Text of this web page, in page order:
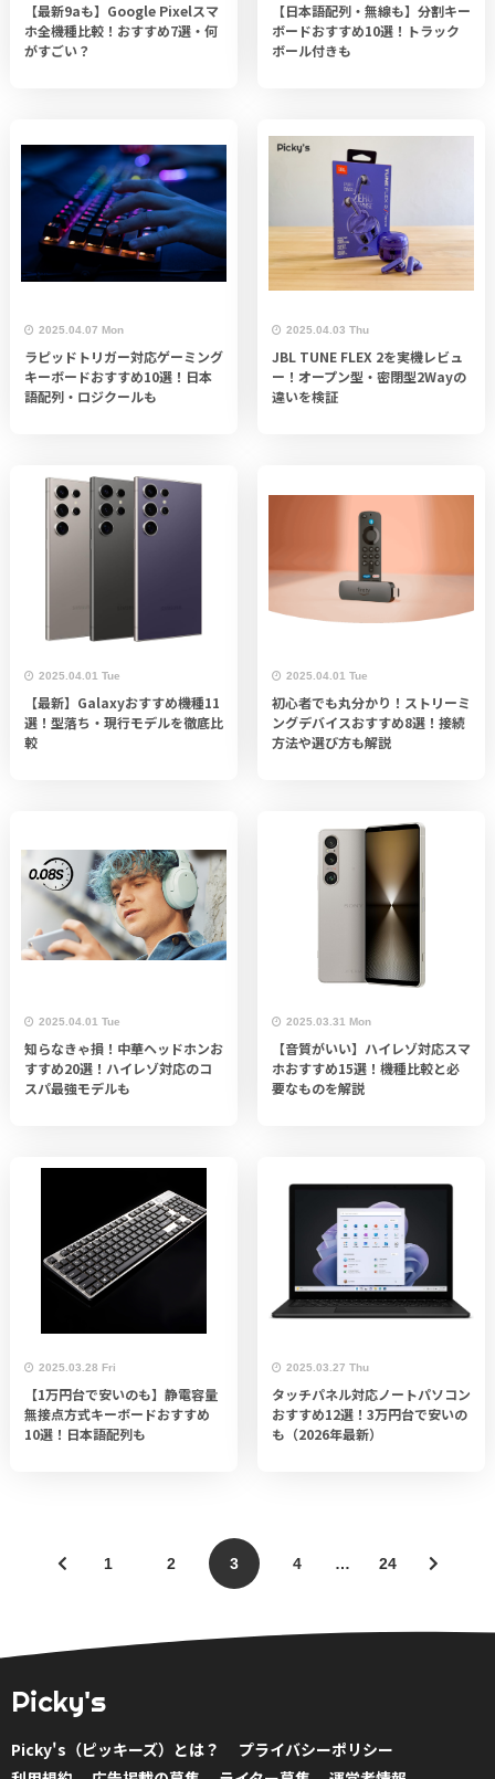
【最新9aも】Google Pixelスマ
ホ全機種比較！おすすめ7選・何
がすごい？
【日本語配列・無線も】分割キー
ボードおすすめ10選！トラック
ボール付きも
2025.04.07 Mon
ラピッドトリガー対応ゲーミング
キーボードおすすめ10選！日本
語配列・ロジクールも
2025.04.03 Thu
JBL TUNE FLEX 2を実機レビュ
ー！オープン型・密閉型2Wayの
違いを検証
2025.04.01 Tue
【最新】Galaxyおすすめ機種11
選！型落ち・現行モデルを徹底比
較
2025.04.01 Tue
初心者でも丸分かり！ストリーミ
ングデバイスおすすめ8選！接続
方法や選び方も解説
2025.04.01 Tue
知らなきゃ損！中華ヘッドホンお
すすめ20選！ハイレゾ対応のコ
スパ最強モデルも
2025.03.31 Mon
【音質がいい】ハイレゾ対応スマ
ホおすすめ15選！機種比較と必
要なものを解説
2025.03.28 Fri
【1万円台で安いのも】静電容量
無接点方式キーボードおすすめ
10選！日本語配列も
2025.03.27 Thu
タッチパネル対応ノートパソコン
おすすめ12選！3万円台で安いの
も（2026年最新）
1 2 3 4 … 24
Picky's
Picky's（ピッキーズ）とは？
プライバシーポリシー